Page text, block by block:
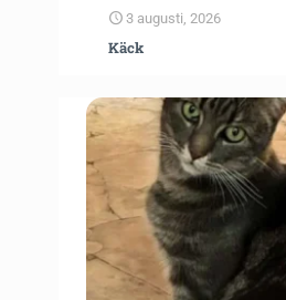
3 augusti, 2026
Käck